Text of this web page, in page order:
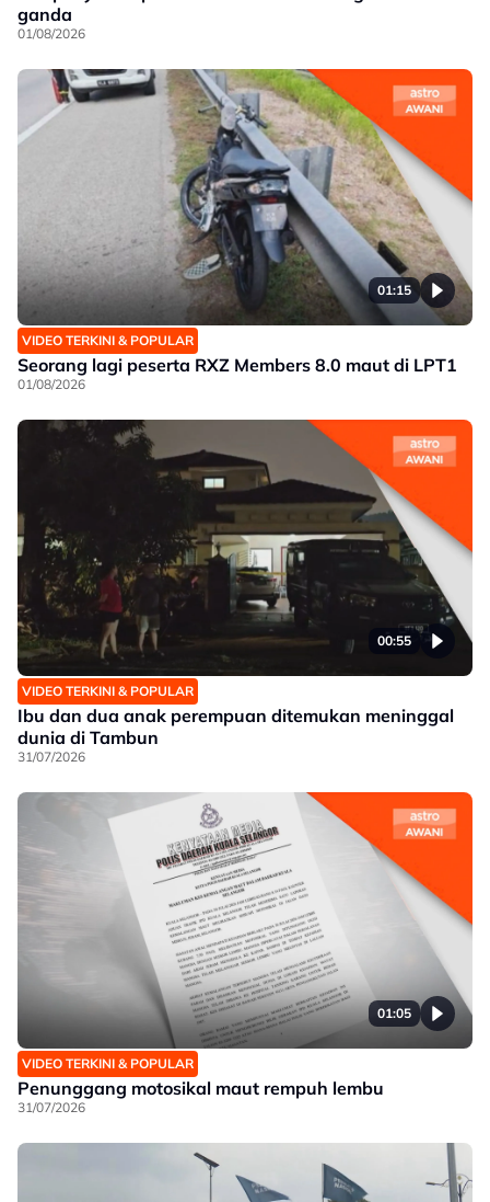
ganda
01/08/2026
01:15
VIDEO TERKINI & POPULAR
Seorang lagi peserta RXZ Members 8.0 maut di LPT1
01/08/2026
00:55
VIDEO TERKINI & POPULAR
Ibu dan dua anak perempuan ditemukan meninggal
dunia di Tambun
31/07/2026
01:05
VIDEO TERKINI & POPULAR
Penunggang motosikal maut rempuh lembu
31/07/2026